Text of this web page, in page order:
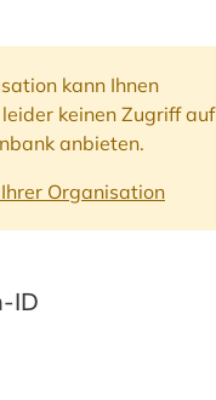
kann Ihnen
keinen Zugriff auf
anbieten.
Organisation
ID